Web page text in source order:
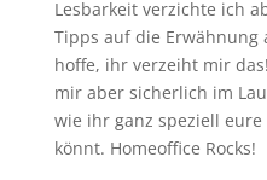
Lesbarkeit verzichte ich
Tipps auf die Erwähnung
hoffe, ihr verzeiht mir
mir aber sicherlich im
wie ihr ganz speziell
könnt. Homeoffice Rocks!